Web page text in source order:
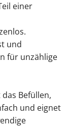
einer
und
für unzählige
Befüllen,
und eignet